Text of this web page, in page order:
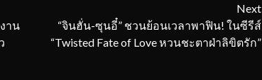
าน
Next
“จินฮั่น-ซุนอี๋” ชวนย้อนเวลาพาฟิน! ในซีรีส์
“Twisted Fate of Love หวนชะตาฝ่าลิขิตรัก”